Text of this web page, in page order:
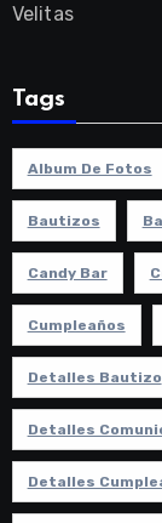
Velitas
Tags
Album De Fotos
Bautizos
Candy Bar
Cumpleaños
Detalles Bautizo
Detalles
Detalles